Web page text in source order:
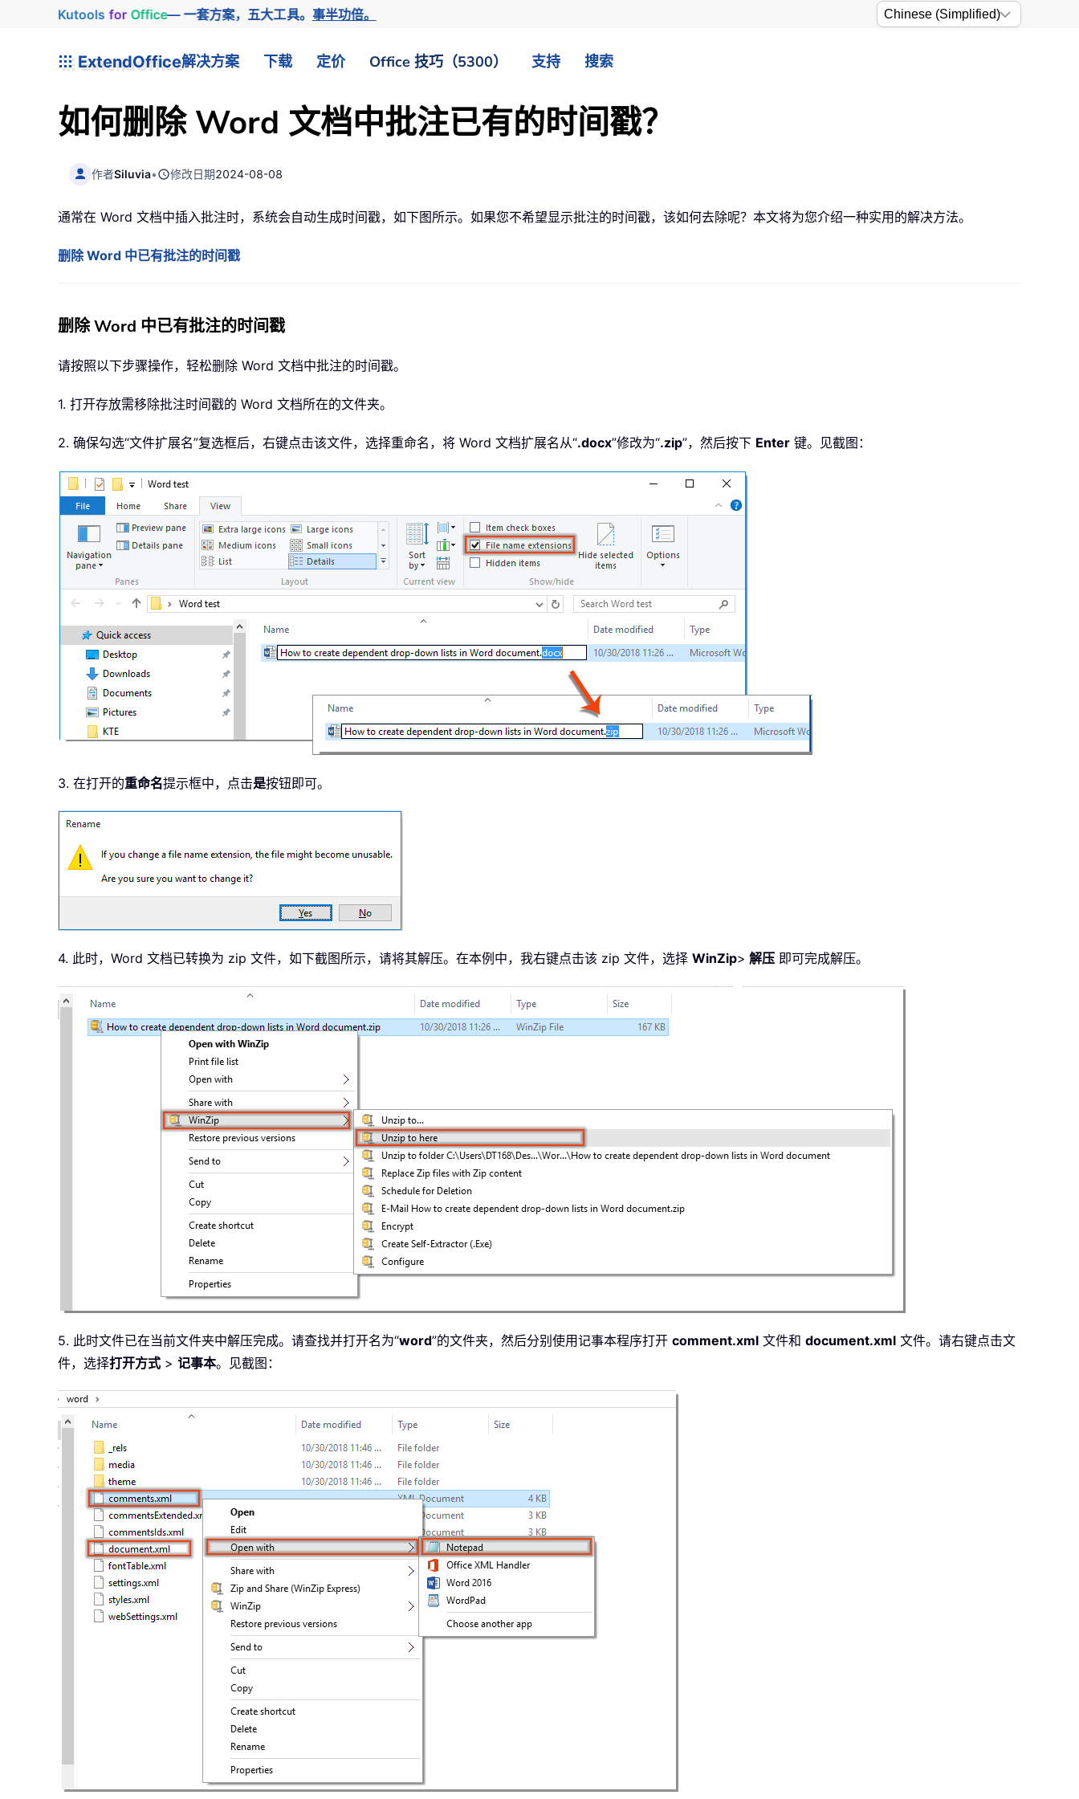
Kutools for Office— 一套方案，五大工具。事半功倍。
ExtendOffice解决方案 下载 定价 Office 技巧（5300） 支持 搜索
如何删除 Word 文档中批注已有的时间戳？
作者Siluvia• 修改日期2024-08-08
通常在 Word 文档中插入批注时，系统会自动生成时间戳，如下图所示。如果您不希望显示批注的时间戳，该如何去除呢？本文将为您介绍一种实用的解决方法。
删除 Word 中已有批注的时间戳
删除 Word 中已有批注的时间戳
请按照以下步骤操作，轻松删除 Word 文档中批注的时间戳。
1. 打开存放需移除批注时间戳的 Word 文档所在的文件夹。
2. 确保勾选“文件扩展名”复选框后，右键点击该文件，选择重命名，将 Word 文档扩展名从“.docx”修改为“.zip”，然后按下 Enter 键。见截图：
3. 在打开的重命名提示框中，点击是按钮即可。
4. 此时，Word 文档已转换为 zip 文件，如下截图所示，请将其解压。在本例中，我右键点击该 zip 文件，选择 WinZip> 解压 即可完成解压。
5. 此时文件已在当前文件夹中解压完成。请查找并打开名为“word”的文件夹，然后分别使用记事本程序打开 comment.xml 文件和 document.xml 文件。请右键点击文
件，选择打开方式 > 记事本。见截图：